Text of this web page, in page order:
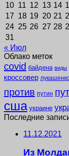
10 11 12 13 14
17 18 19 20 21
24 25 26 27 28
31
« Июл
Облако меток
covid байдена виды
кроссовер
против путин
сша украине
Последние
11.12.2021
Из